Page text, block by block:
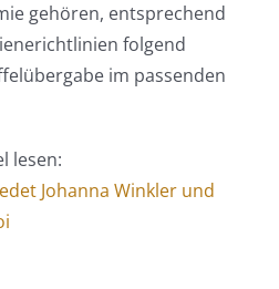
gehören, entsprechend
folgend
im passenden
lesen:
Johanna Winkler und